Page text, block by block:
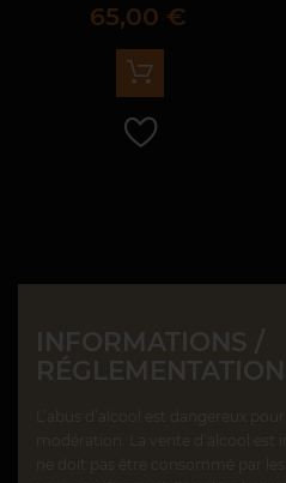
Prix
65,00 €
INFORMATIONS /
RÉGLEMENTATION